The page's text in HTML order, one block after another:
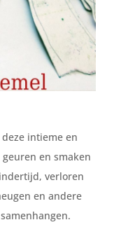
intieme en
en smaken
verloren
en andere